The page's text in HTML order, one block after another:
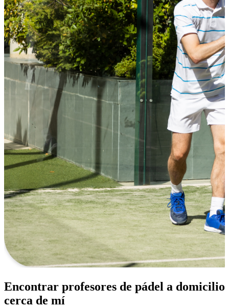
Encontrar profesores de pádel a domicilio
cerca de mí